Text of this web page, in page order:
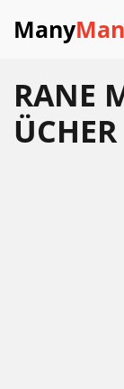
Many
RANE
ÜCHER